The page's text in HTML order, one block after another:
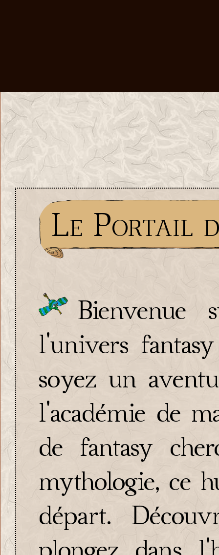
Le Portail
l'univers
soyez un
l'académie de
de fantasy
mythologie, ce
départ.